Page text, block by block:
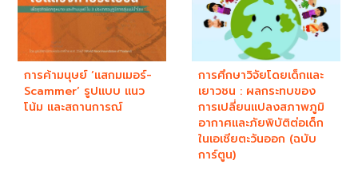
การค้ามนุษย์ ‘แสกมเมอร์-
Scammer’ รูปแบบ แนว
โน้ม และสถานการณ์
การศึกษาวิจัยโดยเด็กและ
เยาวชน : ผลกระทบของ
การเปลี่ยนแปลงสภาพภูมิ
อากาศและภัยพิบัติต่อเด็ก
ในเอเชียตะวันออก (ฉบับ
การ์ตูน)